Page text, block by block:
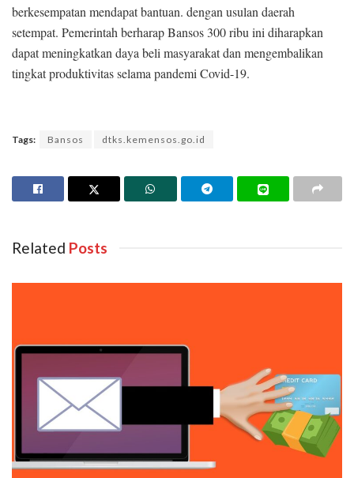
berkesempatan mendapat bantuan. dengan usulan daerah
setempat. Pemerintah berharap Bansos 300 ribu ini diharapkan
dapat meningkatkan daya beli masyarakat dan mengembalikan
tingkat produktivitas selama pandemi Covid-19.
Tags: Bansos dtks.kemensos.go.id
Related Posts